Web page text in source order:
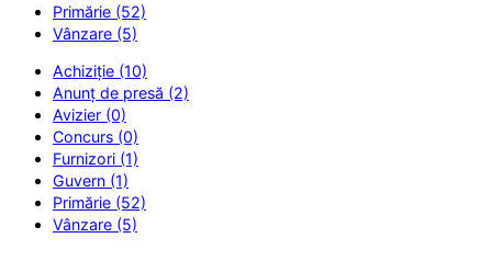
Primărie (52)
Vânzare (5)
Achiziție (10)
Anunț de presă (2)
Avizier (0)
Concurs (0)
Furnizori (1)
Guvern (1)
Primărie (52)
Vânzare (5)